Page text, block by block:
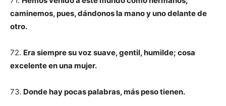
caminemos, pues, dándonos la mano y uno delante de
otro.
72. Era siempre su voz suave, gentil, humilde; cosa
excelente en una mujer.
73. Donde hay pocas palabras, más peso tienen.